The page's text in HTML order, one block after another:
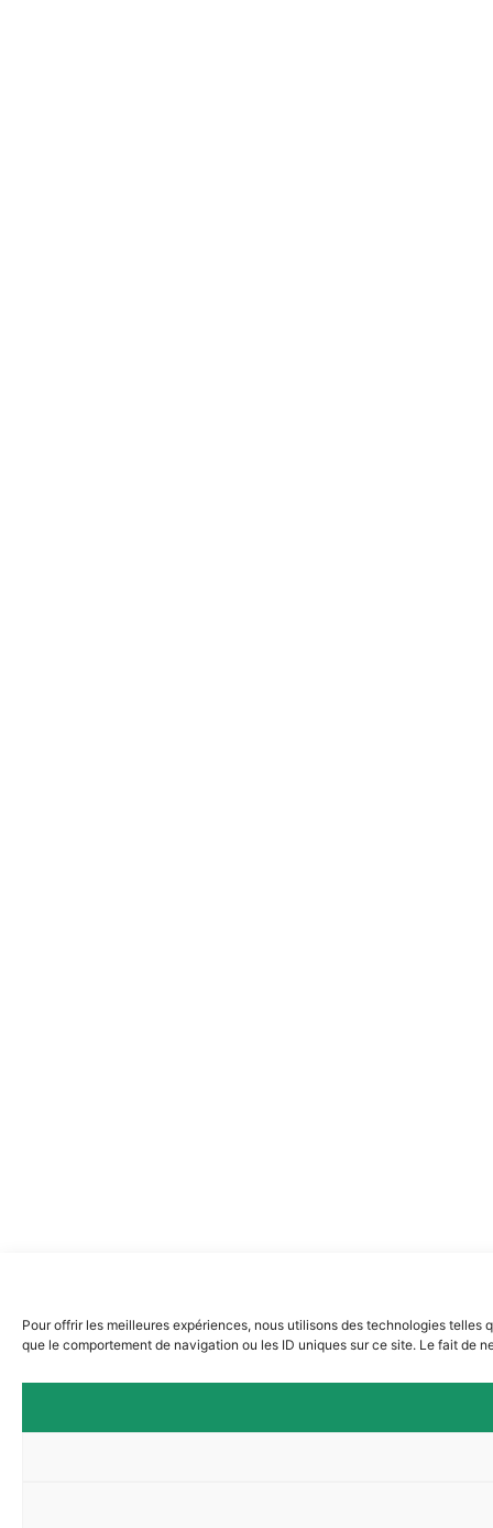
Pour offrir les meilleures expériences, nous utilisons des technologies
que le comportement de navigation ou les ID uniques sur ce site. Le fait de